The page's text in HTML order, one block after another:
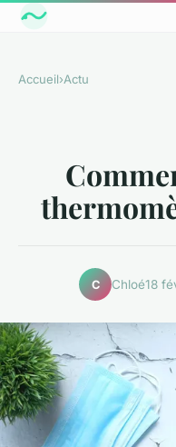
Accueil›Actu
C Chloé18